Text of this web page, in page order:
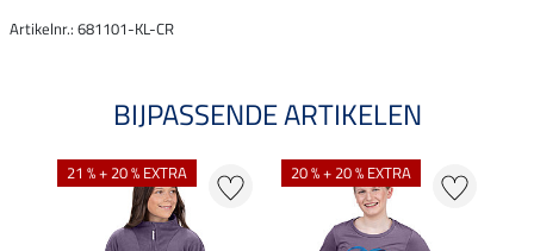
Artikelnr.: 681101-KL-CR
BIJPASSENDE ARTIKELEN
21 % + 20 % EXTRA 20 % + 20 % EXTRA